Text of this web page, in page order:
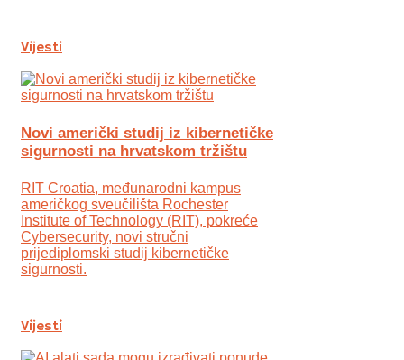
Vijesti
Novi američki studij iz kibernetičke
sigurnosti na hrvatskom tržištu
RIT Croatia, međunarodni kampus
američkog sveučilišta Rochester
Institute of Technology (RIT), pokreće
Cybersecurity, novi stručni
prijediplomski studij kibernetičke
sigurnosti.
Vijesti